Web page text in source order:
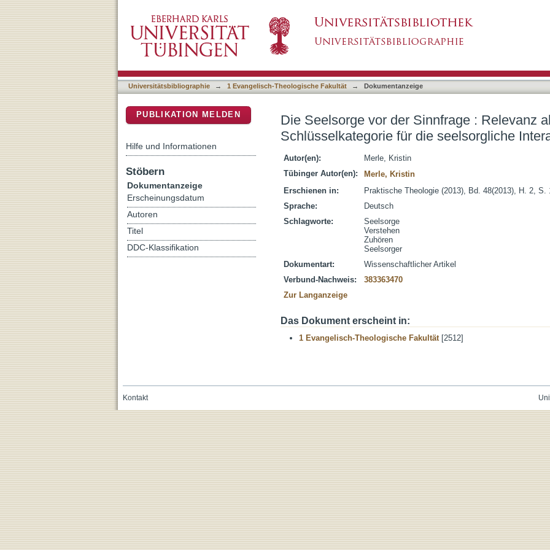
seelsorgliche Interaktion
Universitätsbibliographie → 1 Evangelisch-Theologische Fakultät → Dokumentanzeige
Die Seelsorge vor der Sinnfrage : Relevanz
Schlüsselkategorie für die seelsorgliche
Autor(en):
Merle, Kristin
Tübinger Autor(en):
Merle, Kristin
Erschienen in:
Praktische Theologie (2013), Bd. 48(2013), H. 2, S.
Sprache:
Deutsch
Schlagworte:
Seelsorge
Verstehen
Zuhören
Seelsorger
Dokumentart:
Wissenschaftlicher Artikel
Verbund-Nachweis:
383363470
Zur Langanzeige
Das Dokument erscheint in:
1 Evangelisch-Theologische Fakultät[2512]
PUBLIKATION MELDEN
Hilfe und Informationen
Stöbern
Dokumentanzeige
Erscheinungsdatum
Autoren
Titel
DDC-Klassifikation
Kontakt